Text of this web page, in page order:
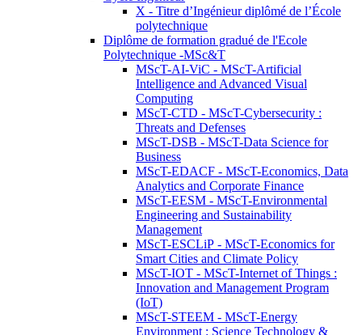
X - Titre d’Ingénieur diplômé de l’École
polytechnique
Diplôme de formation gradué de l'Ecole
Polytechnique -MSc&T
MScT-AI-ViC - MScT-Artificial
Intelligence and Advanced Visual
Computing
MScT-CTD - MScT-Cybersecurity :
Threats and Defenses
MScT-DSB - MScT-Data Science for
Business
MScT-EDACF - MScT-Economics, Data
Analytics and Corporate Finance
MScT-EESM - MScT-Environmental
Engineering and Sustainability
Management
MScT-ESCLiP - MScT-Economics for
Smart Cities and Climate Policy
MScT-IOT - MScT-Internet of Things :
Innovation and Management Program
(IoT)
MScT-STEEM - MScT-Energy
Environment : Science Technology &